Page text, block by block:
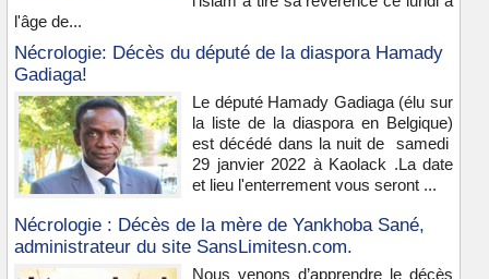
l'âge de...
Nécrologie: Décès du député de la diaspora Hamady
Gadiaga!
Le député Hamady Gadiaga (élu sur
la liste de la diaspora en Belgique)
est décédé dans la nuit de samedi
29 janvier 2022 à Kaolack .La date
et lieu l'enterrement vous seront ...
Nécrologie : Décès de la mère de Yankhoba Sané,
administrateur du site SansLimitesn.com.
Nous venons d’apprendre le décès